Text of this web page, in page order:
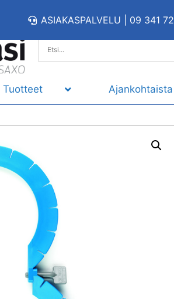
ASIAKASPALVELU | 09 341
Tuotteet Ajankohtaista